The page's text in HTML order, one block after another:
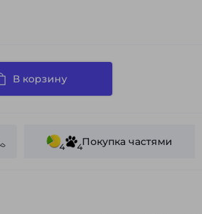
В корзину
4 4Покупка частями